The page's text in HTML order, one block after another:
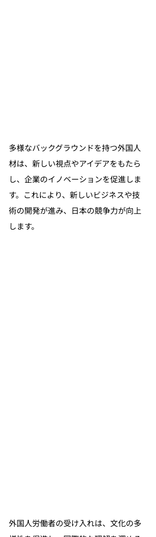
多様なバックグラウンドを持つ外国人
材は、新しい視点やアイデアをもたら
し、企業のイノベーションを促進しま
す。これにより、新しいビジネスや技
術の開発が進み、日本の競争力が向上
します。
外国人労働者の受け入れは、文化の多